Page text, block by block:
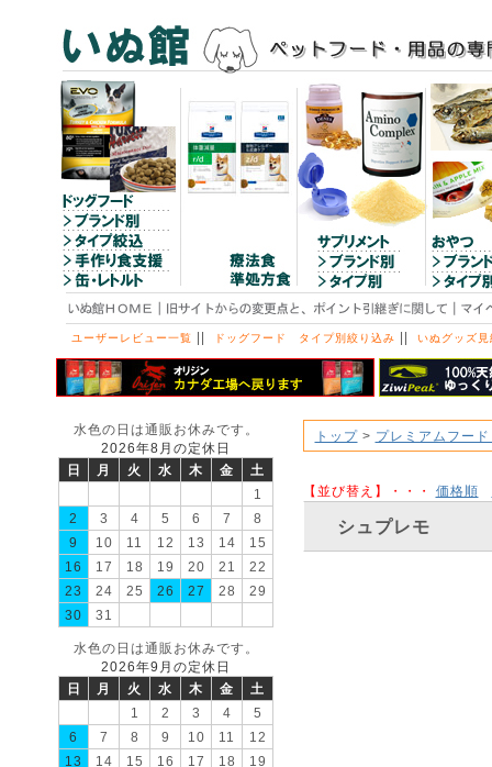
ユーザーレビュー一覧 || ドッグフード タイプ別絞り込み || いぬグッズ見
水色の日は通販お休みです。
2026年8月の定休日
日
月 火 水 木 金
土
1
2
3 4 5 6 7
8
9
10 11 12 13 14
15
16
17 18 19 20 21
22
23
24 25 26 27 28
29
30
31
水色の日は通販お休みです。
2026年9月の定休日
日
月 火 水 木 金
土
1
2 3 4
5
6
7 8 9 10 11
12
13
14 15 16 17 18
19
トップ> プレミアムフー
【並び替え】・・・ 価格順
シュプレモ